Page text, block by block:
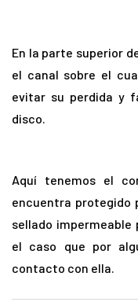
En la parte superior
el canal sobre el
evitar su perdida y
disco.
Aquí tenemos el
encuentra protegido
sellado impermeable
el caso que por
contacto con ella.